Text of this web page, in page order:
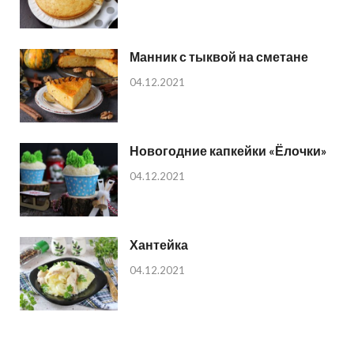
Манник с тыквой на сметане
04.12.2021
Новогодние капкейки «Ёлочки»
04.12.2021
Хантейка
04.12.2021